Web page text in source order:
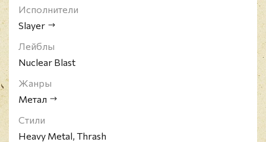
альбомов Slayer задерживался, а их продажа
запрещалась во многих странах мира.
Исполнители
Slayer
Лейблы
Nuclear Blast
Жанры
Метал
Стили
Heavy Metal, Thrash